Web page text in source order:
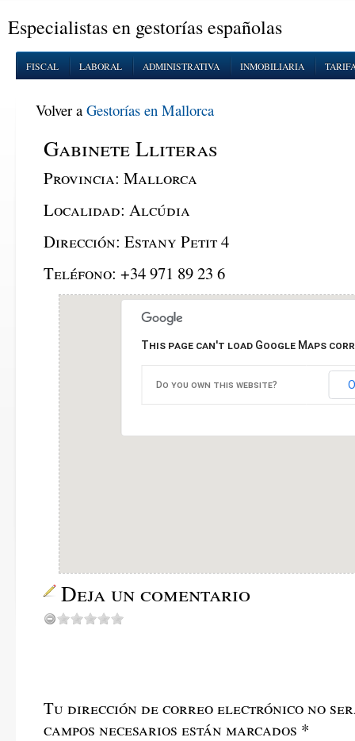
Especialistas en gestorías españolas
FISCAL LABORAL ADMINISTRATIVA INMOBILIARIA
Volver a Gestorías en Mallorca
Gabinete Lliteras
Provincia: Mallorca
Localidad: Alcúdia
Dirección: Estany Petit 4
Teléfono: +34 971 89 23 6
This page can't load Google Maps
Do you own this website?
Deja un comentario
Tu dirección de correo electrónico no
campos necesarios están marcados *